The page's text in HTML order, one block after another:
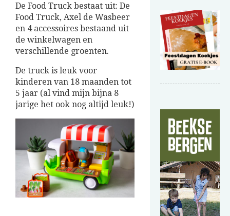
De Food Truck bestaat uit: De
Food Truck, Axel de Wasbeer
en 4 accessoires bestaand uit
de winkelwagen en
verschillende groenten.
De truck is leuk voor
kinderen van 18 maanden tot
5 jaar (al vind mijn bijna 8
jarige het ook nog altijd leuk!)